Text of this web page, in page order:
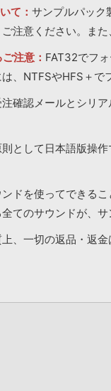
て： サンプルパック
注意ください。ま
注意： FAT32でフ
、NTFSやHFS＋で
確認メールとシリ
として日本語版操
ドを使ってできる
てのサウンドが、
、一切の返品・返金